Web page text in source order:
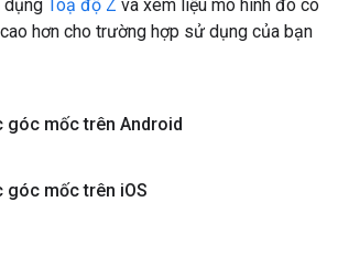
dụng Toạ độ Z và xem liệu mô hình đó có
hơn cho trường hợp sử dụng của bạn
góc mốc trên Android
góc mốc trên iOS